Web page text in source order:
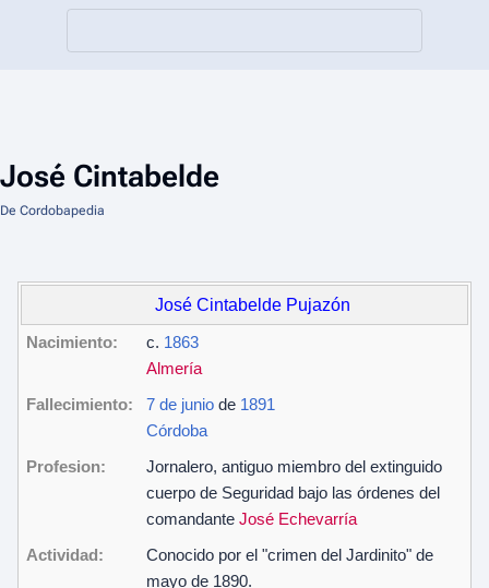
José Cintabelde
De Cordobapedia
José Cintabelde Pujazón
Nacimiento:
c. 1863
Almería
Fallecimiento:
7 de junio de 1891
Córdoba
Profesion:
Jornalero, antiguo miembro del extinguido
cuerpo de Seguridad bajo las órdenes del
comandante José Echevarría
Actividad:
Conocido por el "crimen del Jardinito" de
mayo de 1890.